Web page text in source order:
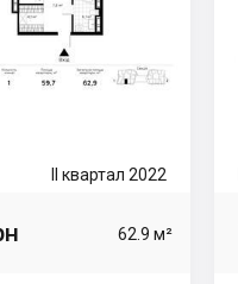
II квартал 2022
62.9 м²